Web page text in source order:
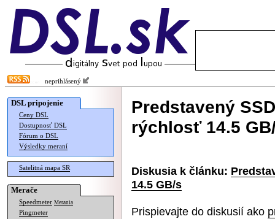
neprihlásený
DSL pripojenie
Ceny DSL
Dostupnosť DSL
Fórum o DSL
Výsledky meraní
Satelitná mapa SR
Merače
Speedmeter Merania
Pingmeter
Predstavený
rýchlosť 14.5
Diskusia k článku:
14.5 GB/s
Prispievajte do diskusií ako